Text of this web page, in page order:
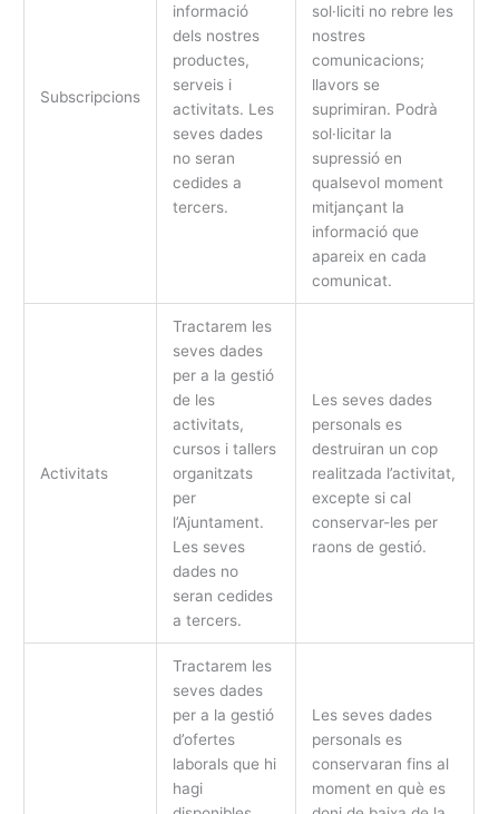
Subscripcions
informació
dels nostres
productes,
serveis i
activitats. Les
seves dades
no seran
cedides a
tercers.
sol·liciti no rebre les
nostres
comunicacions;
llavors se
suprimiran. Podrà
sol·licitar la
supressió en
qualsevol moment
mitjançant la
informació que
apareix en cada
comunicat.
Activitats
Tractarem les
seves dades
per a la gestió
de les
activitats,
cursos i tallers
organitzats
per
l’Ajuntament.
Les seves
dades no
seran cedides
a tercers.
Les seves dades
personals es
destruiran un cop
realitzada l’activitat,
excepte si cal
conservar-les per
raons de gestió.
Tractarem les
seves dades
per a la gestió
d’ofertes
laborals que hi
hagi
Les seves dades
personals es
conservaran fins al
moment en què es